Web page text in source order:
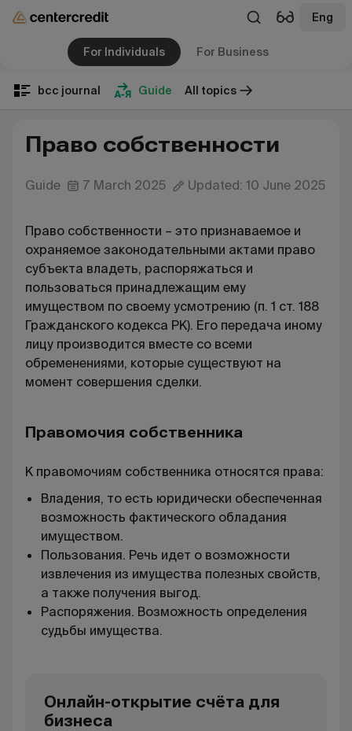
Eng
For Individuals For Business
bcc journal Guide All topics
Право собственности
Guide 7 March 2025 Updated: 10 June 2025
Право собственности – это признаваемое и
охраняемое законодательными актами право
субъекта владеть, распоряжаться и
пользоваться принадлежащим ему
имуществом по своему усмотрению (п. 1 ст. 188
Гражданского кодекса РК). Его передача иному
лицу производится вместе со всеми
обременениями, которые существуют на
момент совершения сделки.
Правомочия собственника
К правомочиям собственника относятся права:
Владения, то есть юридически обеспеченная
возможность фактического обладания
имуществом.
Пользования. Речь идет о возможности
извлечения из имущества полезных свойств,
а также получения выгод.
Распоряжения. Возможность определения
судьбы имущества.
Онлайн-открытие счёта для
бизнеса